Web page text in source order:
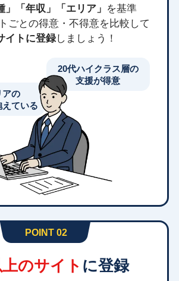
」「年収」「エリア」 を基準
ごとの得意・不得意を比較して
イトに登録しましょう！
アの
ている
20代ハイクラス層の
支援が得意
POINT 02
のサイト に登録